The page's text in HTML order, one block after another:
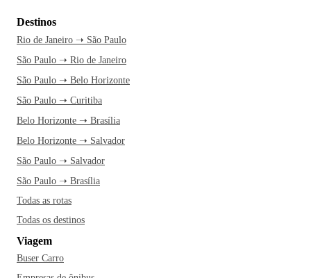
Destinos
Rio de Janeiro ➝ São Paulo
São Paulo ➝ Rio de Janeiro
São Paulo ➝ Belo Horizonte
São Paulo ➝ Curitiba
Belo Horizonte ➝ Brasília
Belo Horizonte ➝ Salvador
São Paulo ➝ Salvador
São Paulo ➝ Brasília
Todas as rotas
Todas os destinos
Viagem
Buser Carro